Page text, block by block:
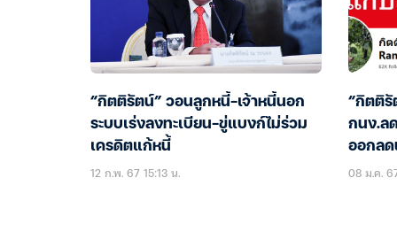
“กิตติรัตน์” วอนลูกหนี้-เจ้าหนี้นอก
ระบบเร่งลงทะเบียน-ขู่แบงก์ไม่ร่วม
เครดิตแก้หนี้
12 ก.พ. 67 15:13 น.
“กิตติรั
กนง.ล
ออกลด
08 ม.ค.